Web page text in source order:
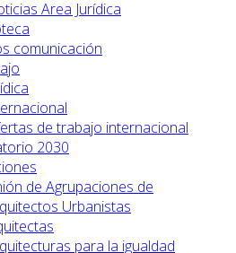
Area Jurídica
comunicación
de trabajo internacional
2030
de Agrupaciones de
Urbanistas
para la igualdad